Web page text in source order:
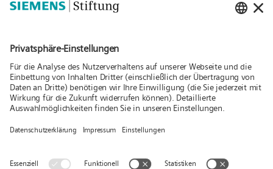
Medien
Aktuelles
Folgen Sie uns